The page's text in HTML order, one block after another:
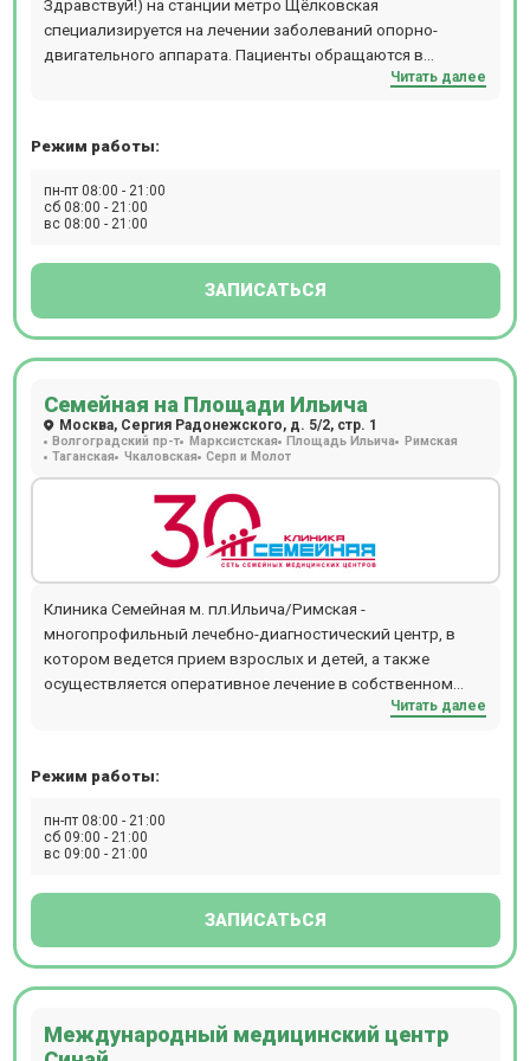
факторы, совокупно присутствующие в каждом
отдельном случае. Пациентам доступны годовые
программы диспансеризации, рассчитанные на
поликлиническое обслуживание, предлагаемое клиникой
семей: здесь получит помощь каждый, от мала до
велика.
Здравствуй!) на станции метро Щёлковская
специализируется на лечении заболеваний опорно-
двигательного аппарата. Пациенты обращаются в
клинику не только с различными заболеваниямиЧитать далее
Режим работы:
пн-пт 08:00 - 21:00
сб 08:00 - 21:00
вс 08:00 - 21:00
ЗАПИСАТЬСЯ
Семейная на Площади Ильича
Москва, Сергия Радонежского, д. 5/2, стр. 1
Волгоградский пр-т Марксистская Площадь Ильича Римская
Таганская Чкаловская Серп и Молот
Клиника Семейная м. пл.Ильича/Римская -
многопрофильный лечебно-диагностический центр, в
котором ведется прием взрослых и детей, а также
осуществляется оперативное лечение в собственном
круглосуточном стационаре. Амбулаторное отделение
урология, физиотерапия, травматология и ортопедия,
гастроэнтерология, физиотерапия и т.д. Материальная
база стационара оснащена 2 операционными блоками,
высокого разрешения, что позволяет проводить все
гинекологии, проктологии, оториноларингологии,
ортопедии и т.д. В арсенале наших оперирующих врачей
имеются как традиционные, так и новейшие
Читать далее
Режим работы:
пн-пт 08:00 - 21:00
сб 09:00 - 21:00
вс 09:00 - 21:00
ЗАПИСАТЬСЯ
Международный медицинский центр